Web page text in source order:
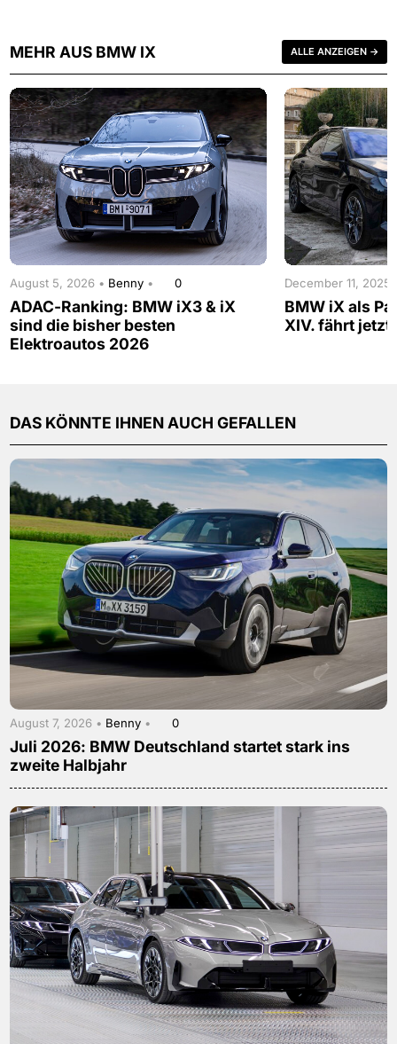
MEHR AUS BMW IX ALLE ANZEIGEN →
August 5, 2026 • Benny • 0
ADAC-Ranking: BMW iX3 & iX
sind die bisher besten
Elektroautos 2026
December 11, 2025
BMW iX als
XIV. fährt jetzt
DAS KÖNNTE IHNEN AUCH GEFALLEN
August 7, 2026 • Benny • 0
Juli 2026: BMW Deutschland startet stark ins
zweite Halbjahr